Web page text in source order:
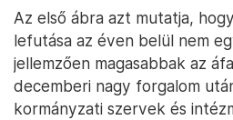
Az első ábra azt mutatja,
lefutása az éven belül nem
jellemzően magasabbak az
decemberi nagy forgalom
kormányzati szervek és